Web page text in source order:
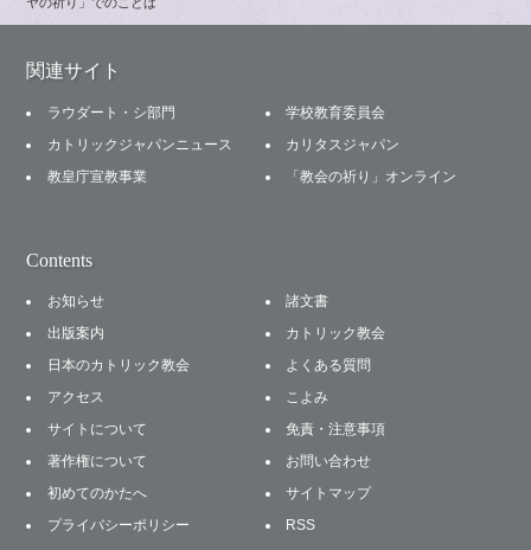
関連サイト
ラウダート・シ部門
学校教育委員会
カトリックジャパンニュース
カリタスジャパン
教皇庁宣教事業
「教会の祈り」オンライン
Contents
お知らせ
諸文書
出版案内
カトリック教会
日本のカトリック教会
よくある質問
アクセス
こよみ
サイトについて
免責・注意事項
著作権について
お問い合わせ
初めてのかたへ
サイトマップ
プライバシーポリシー
RSS